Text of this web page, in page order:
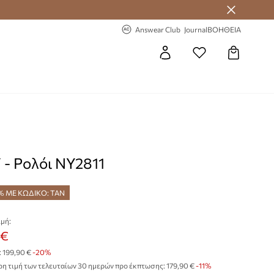
Club
Answear Club JournalΒΟΗΘΕΙΑ
Ρολόι NY2811
ΜΕ ΚΩΔΙΚΟ: TAN
199,90 €-20%
τιμή των τελευταίων 30 ημερών προ έκπτωσης: 179,90 € -11%